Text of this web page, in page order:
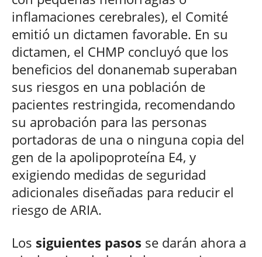
inflamaciones cerebrales), el Comité
emitió un dictamen favorable. En su
dictamen, el CHMP concluyó que los
beneficios del donanemab superaban
sus riesgos en una población de
pacientes restringida, recomendando
su aprobación para las personas
portadoras de una o ninguna copia del
gen de la apolipoproteína E4, y
exigiendo medidas de seguridad
adicionales diseñadas para reducir el
riesgo de ARIA.
Los siguientes pasos se darán ahora a